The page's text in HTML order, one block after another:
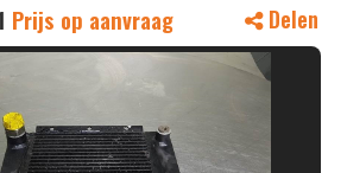
Prijs op aanvraag Delen